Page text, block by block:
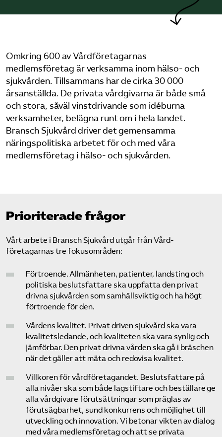
Privat Vårdfakta
Bli medlem
Logga in på Arbetsgivarguiden
Sök på vardforetagarna.se
In English
Omkring 600 av Vårdföretagarnas
medlemsföretag är verksamma inom hälso- och
sjukvården. Tillsammans har de cirka 30 000
årsanställda. De privata vårdgivarna är både små
och stora, såväl vinstdrivande som idéburna
verksamheter, belägna runt om i hela landet.
Bransch Sjukvård driver det gemensamma
näringspolitiska arbetet för och med våra
medlemsföretag i hälso- och sjukvården.
Prioriterade frågor
Vårt arbete i Bransch Sjukvård utgår från Vård­
företagarnas tre fokusområden:
Förtroende. Allmänheten, patienter, landsting och
politiska beslutsfattare ska uppfatta den privat
drivna sjukvården som samhällsviktig och ha högt
förtroende för den.
Vårdens kvalitet. Privat driven sjukvård ska vara
kvalitetsledande, och kvaliteten ska vara synlig och
jämförbar. Den privat drivna vården ska gå i bräschen
när det gäller att mäta och redovisa kvalitet.
Villkoren för vård­företagandet. Beslutsfattare på
alla nivåer ska som både lagstiftare och beställare ge
alla vårdgivare förutsättningar som präglas av
förutsägbarhet, sund konkurrens och möjlighet till
utveckling och innovation. Vi betonar vikten av dialog
med våra medlems­företag och att se privata